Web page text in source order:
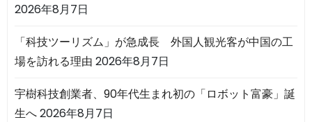
2026年8月7日
「科技ツーリズム」が急成長 外国人観光客が中国の工
場を訪れる理由 2026年8月7日
宇樹科技創業者、90年代生まれ初の「ロボット富豪」誕
生へ2026年8月7日